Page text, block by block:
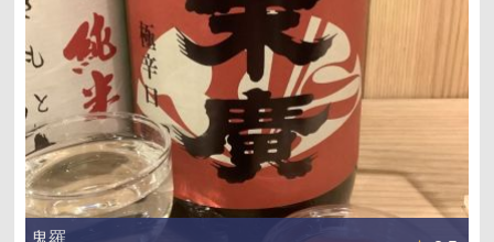
鬼羅